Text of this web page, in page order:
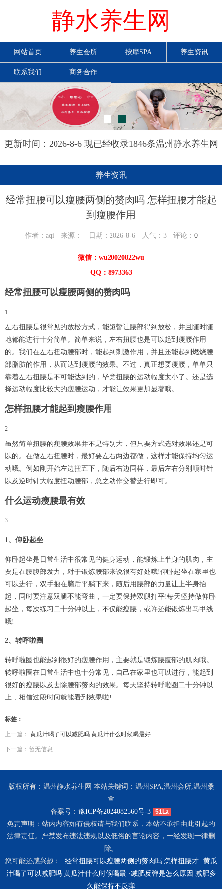
静水养生网
网站首页 养生会所 按摩SPA 养生资讯
联系我们 商务合作
更新时间：2026-8-6 现已经收录1846条温州静水养生网
养生资讯
经常扭腰可以瘦腰两侧的赘肉吗 怎样扭腰才能起
到瘦腰作用
作者：aqi 来源： 日期：2026-8-6 人气： 3评论： 0
微信：wu20020822wu
QQ：8973363
经常扭腰可以瘦腰两侧的赘肉吗
1
左右扭腰是很常见的放松方式，能短暂让腰部得到放松，并且随时随
地都能进行十分简单。简单来说，左右扭腰也是可以起到瘦腰作用
的。我们在左右扭动腰部时，能起到刺激作用，并且还能起到燃烧腰
部脂肪的作用，从而达到瘦腰的效果。不过，真正想要瘦腰，单单只
靠着左右扭腰是不可能达到的，毕竟扭腰的运动幅度太小了。还是选
择运动幅度比较大的瘦腰运动，才能让效果更加显著哦。
怎样扭腰才能起到瘦腰作用
2
虽然简单扭腰的瘦腰效果并不是特别大，但只要方式选对效果还是可
以的。在做左右扭腰时，最好要左右两边都做，这样才能保持均匀运
动哦。例如刚开始左边扭五下，随后右边同样，最后左右分别顺时针
以及逆时针大幅度扭动腰部，总之动作交替进行即可。
什么运动瘦腰最有效
3
1、仰卧起坐
仰卧起坐是日常生活中很常见的健身运动，能锻炼上半身的肌肉，主
要是在腰腹部发力，对于锻炼腰部来说很有好处哦!仰卧起坐在家里也
可以进行，双手抱在脑后平躺下来，随后用腰部的力量让上半身抬
起，同时要注意双腿不能弯曲，一定要保持双腿打平!每天坚持做仰卧
起坐，每次练习二十分钟以上，不仅能瘦腰，或许还能锻炼出马甲线
哦!
2、转呼啦圈
转呼啦圈也能起到很好的瘦腰作用，主要就是锻炼腰腹部的肌肉哦。
转呼啦圈在日常生活中也十分常见，自己在家里也可以进行，能起到
很好的瘦腰以及去除腰部赘肉的效果。每天坚持转呼啦圈二十分钟以
上，相信过段时间就能看到效果啦!
标签：
上一篇： 黄瓜汁喝了可以减肥吗 黄瓜汁什么时候喝最好
下一篇：暂无信息
版权所有：温州静水养生网 本站关键词：温州SPA,温州会所,温州桑
拿
备案号： 豫ICP备2024082560号-3 51La
免责声明：站内内容如有侵权请与我们联系，本站不承担由此引起的
法律责任。严禁发布违法违规以及低俗的言论内容，一经发现一律删
除。
您可能还感兴趣： ·经常扭腰可以瘦腰两侧的赘肉吗 怎样扭腰才 ·黄瓜
汁喝了可以减肥吗 黄瓜汁什么时候喝最·减肥反弹是怎么原因 减肥多
久能保持不反弹